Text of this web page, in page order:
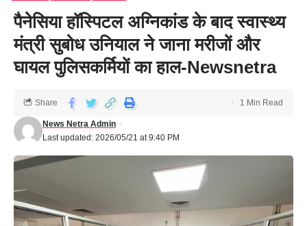
पैनेसिया हॉस्पिटल अग्निकांड के बाद स्वास्थ्य
मंत्री सुबोध उनियाल ने जाना मरीजों और
घायल पुलिसकर्मियों का हाल-Newsnetra
Last updated: 2026/05/21 at 9:40 PM
News Netra Admin
Share 1 Min Read